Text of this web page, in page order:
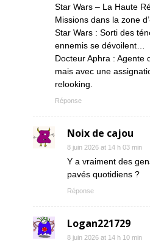
Star Wars – La Haute
Missions dans la zone
Star Wars : Sorti des
ennemis se dévoilent…
Docteur Aphra : Agente
mais avec une
relooking.
Réponse
Noix de cajou
8 juin 2026 at 14 h 03 min
Y a vraiment des
pavés quotidiens ?
Réponse
Logan221729
8 juin 2026 at 14 h 10 min